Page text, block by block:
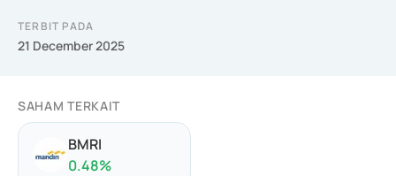
TERBIT PADA
21 December 2025
SAHAM TERKAIT
BMRI
0.48%